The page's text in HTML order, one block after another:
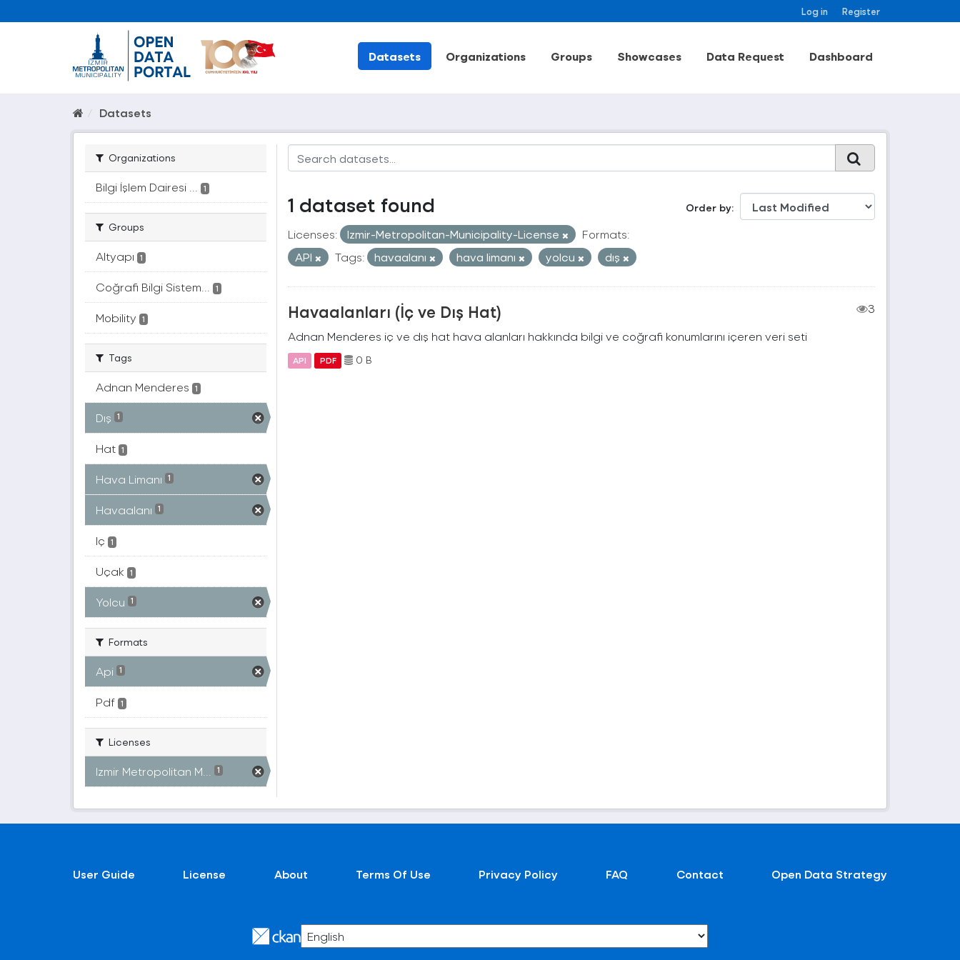
Log in Register
Datasets Organizations Groups Showcases Data Request Dashboard
Datasets
Organizations
Bilgi İşlem Dairesi ... 1
Groups
Altyapı 1
Coğrafi Bilgi Sistem... 1
Mobility 1
Tags
Adnan Menderes 1
Dış 1
Hat 1
Hava Limanı 1
Havaalanı 1
Iç 1
Uçak 1
Yolcu 1
Formats
Api 1
Pdf 1
Licenses
Izmir Metropolitan M... 1
Order by
1 dataset found
Licenses: Izmir-Metropolitan-Municipality-License
Formats:
API
Tags: havaalanı hava limanı yolcu dış
Havaalanları (İç ve Dış Hat)
3
Adnan Menderes iç ve dış hat hava alanları hakkında bilgi ve coğrafi konumlarını içeren veri seti
API PDF 0 B
User Guide License About Terms Of Use Privacy Policy FAQ Contact Open Data Strategy